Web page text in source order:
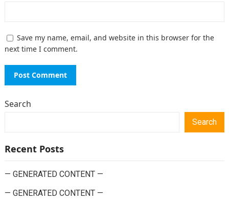
Save my name, email, and website in this browser for the
next time I comment.
Search
Search
Recent Posts
— GENERATED CONTENT —
— GENERATED CONTENT —